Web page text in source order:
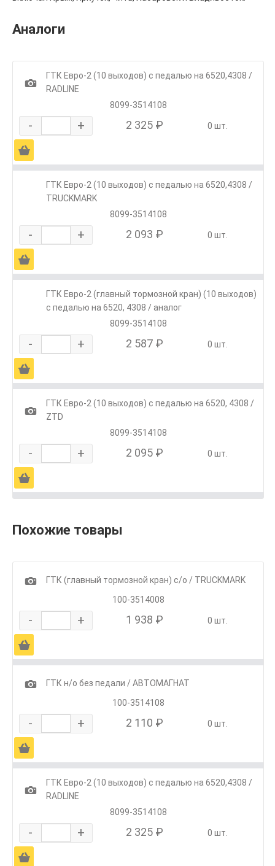
Аналоги
1
ГТК Евро-2 (10 выходов) с педалью на 6520,4308 /
RADLINE
8099-3514108
- + 2 325 ₽ 0 шт.
Ä
ГТК Евро-2 (10 выходов) с педалью на 6520,4308 /
TRUCKMARK
8099-3514108
- + 2 093 ₽ 0 шт.
Ä
ГТК Евро-2 (главный тормозной кран) (10 выходов)
с педалью на 6520, 4308 / аналог
8099-3514108
- + 2 587 ₽ 0 шт.
Ä
1
ГТК Евро-2 (10 выходов) с педалью на 6520, 4308 /
ZTD
8099-3514108
- + 2 095 ₽ 0 шт.
Ä
Похожие товары
1
ГТК (главный тормозной кран) с/о / TRUCKMARK
100-3514008
- + 1 938 ₽ 0 шт.
Ä
1
ГТК н/о без педали / АВТОМАГНАТ
100-3514108
- + 2 110 ₽ 0 шт.
Ä
1
ГТК Евро-2 (10 выходов) с педалью на 6520,4308 /
RADLINE
8099-3514108
- + 2 325 ₽ 0 шт.
Ä